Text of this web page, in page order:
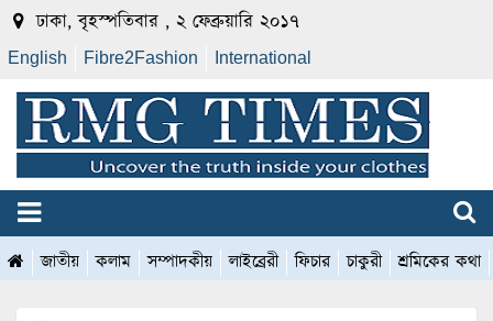
ঢাকা, বৃহস্পতিবার , ২ ফেব্রুয়ারি ২০১৭
English Fibre2Fashion International
জাতীয় কলাম সম্পাদকীয় লাইব্রেরী ফিচার চাকুরী শ্রমিকের কথা